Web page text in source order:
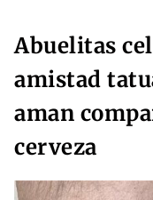
Abuelitas
amistad
aman
cerveza